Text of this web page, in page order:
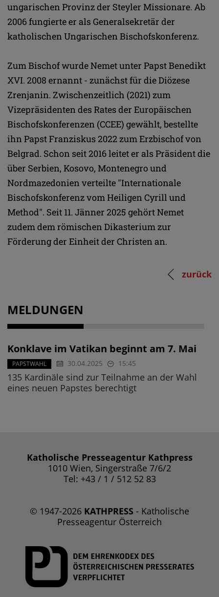
ungarischen Provinz der Steyler Missionare. Ab
2006 fungierte er als Generalsekretär der
katholischen Ungarischen Bischofskonferenz.
Zum Bischof wurde Nemet unter Papst Benedikt
XVI. 2008 ernannt - zunächst für die Diözese
Zrenjanin. Zwischenzeitlich (2021) zum
Vizepräsidenten des Rates der Europäischen
Bischofskonferenzen (CCEE) gewählt, bestellte
ihn Papst Franziskus 2022 zum Erzbischof von
Belgrad. Schon seit 2016 leitet er als Präsident die
über Serbien, Kosovo, Montenegro und
Nordmazedonien verteilte "Internationale
Bischofskonferenz vom Heiligen Cyrill und
Method". Seit 11. Jänner 2025 gehört Nemet
zudem dem römischen Dikasterium zur
Förderung der Einheit der Christen an.
zurück
MELDUNGEN
Konklave im Vatikan beginnt am 7. Mai
PAPSTWAHL 30.04.2025 15:45
135 Kardinäle sind zur Teilnahme an der Wahl
eines neuen Papstes berechtigt
Katholische Presseagentur Kathpress
1010 Wien, Singerstraße 7/6/2
Tel: +43 / 1 / 512 52 83
© 1947-2026 KATHPRESS - Katholische
Presseagentur Österreich